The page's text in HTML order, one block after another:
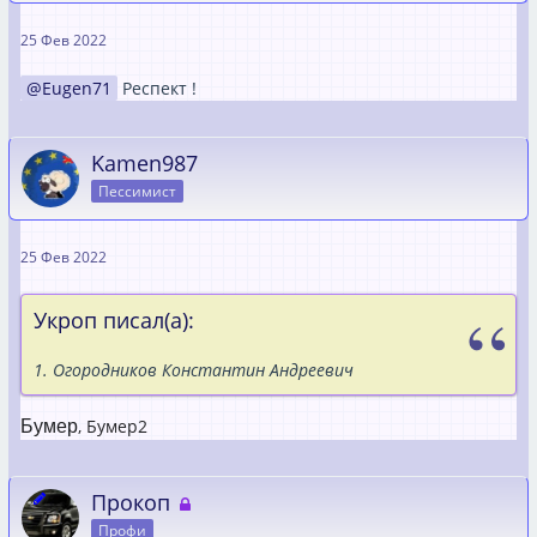
25 Фев 2022
Eugen71 Респект !
Kamen987
Пессимист
25 Фев 2022
Укроп писал(а):
1. Огородников Константин Андреевич
Бумер, Бумер2
Прокоп
Профи